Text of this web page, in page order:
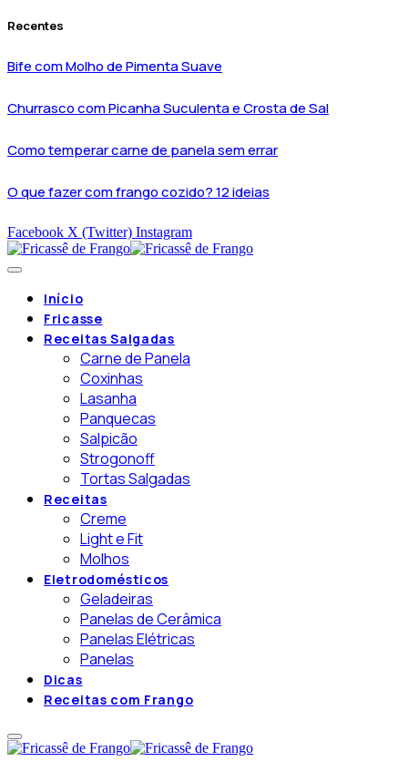
Recentes
Bife com Molho de Pimenta Suave
Churrasco com Picanha Suculenta e Crosta de Sal
Como temperar carne de panela sem errar
O que fazer com frango cozido? 12 ideias
Facebook X (Twitter) Instagram
Início
Fricasse
Receitas Salgadas
Carne de Panela
Coxinhas
Lasanha
Panquecas
Salpicão
Strogonoff
Tortas Salgadas
Receitas
Creme
Light e Fit
Molhos
Eletrodomésticos
Geladeiras
Panelas de Cerâmica
Panelas Elétricas
Panelas
Dicas
Receitas com Frango